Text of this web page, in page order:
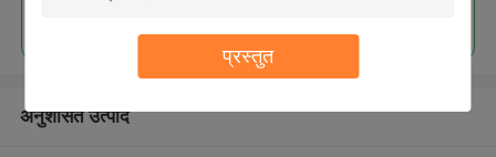
प्रस्तुत
जारी रखें
अनुशंसित उत्पाद